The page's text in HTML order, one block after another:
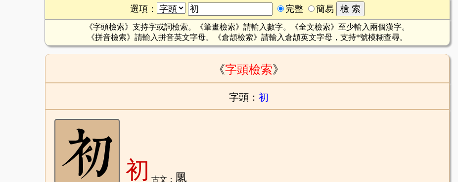
選項：
完整 簡易
《字頭檢索》支持字或詞檢索。《筆畫檢索》請輸入數字。《全文檢索》至少輸入兩個漢字。
《拼音檢索》請輸入拼音英文字母。《倉頡檢索》請輸入倉頡英文字母，支持*號模糊查尋。
《字頭檢索》
字頭： 初
初 古文： 䥚